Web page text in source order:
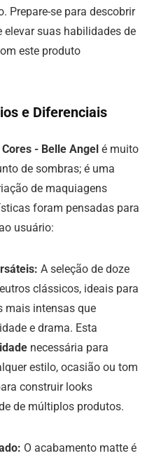
Prepare-se para descobrir
suas habilidades de
este produto
e Diferenciais
- Belle Angel é muito
de sombras; é uma
de maquiagens
foram pensadas para
usuário:
A seleção de doze
clássicos, ideais para
mais intensas que
e drama. Esta
necessária para
estilo, ocasião ou tom
construir looks
de múltiplos produtos.
O acabamento matte é